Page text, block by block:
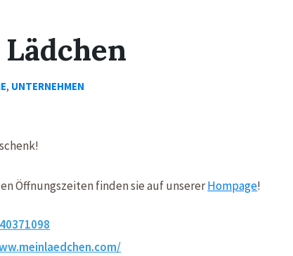
, UNTERNEHMEN
Öffnungszeiten finden sie auf unsererHompage!